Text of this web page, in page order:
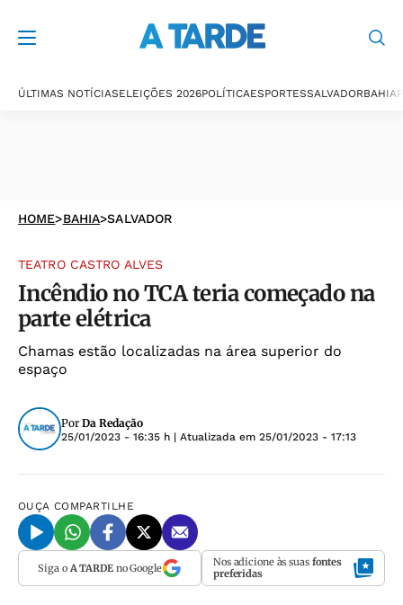
ÚLTIMAS NOTÍCIASELEIÇÕES 2026POLÍTICAESPORTESSALVADORBAHIA
HOME>BAHIA>SALVADOR
TEATRO CASTRO ALVES
Incêndio no TCA teria começado na
parte elétrica
Chamas estão localizadas na área superior do
espaço
Por Da Redação
25/01/2023 - 16:35 h | Atualizada em 25/01/2023 - 17:13
OUÇA COMPARTILHE
Siga o A TARDEno Google Nos adicione às suas fontes
preferidas